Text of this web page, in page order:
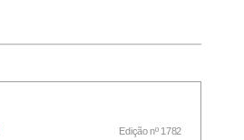
Edição nº 1782